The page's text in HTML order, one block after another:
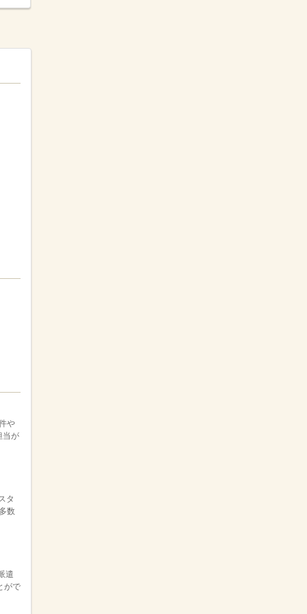
や
当が
タ
数
遣
がで